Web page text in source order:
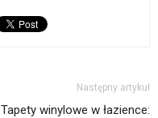
Następny artykuł
Tapety winylowe w łazience: